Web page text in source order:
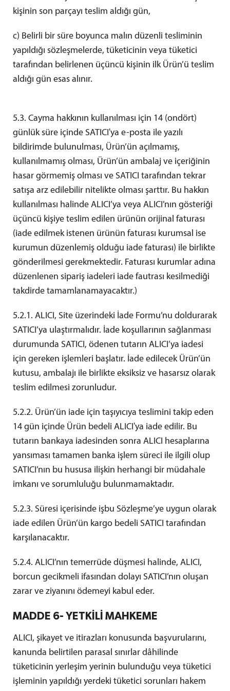
kişinin son parçayı teslim aldığı gün,
c) Belirli bir süre boyunca malın düzenli tesliminin
yapıldığı sözleşmelerde, tüketicinin veya tüketici
tarafından belirlenen üçüncü kişinin ilk Ürün’ü teslim
aldığı gün esas alınır.
5.3. Cayma hakkının kullanılması için 14 (ondört)
günlük süre içinde SATICI'ya e-posta ile yazılı
bildirimde bulunulması, Ürün’ün açılmamış,
kullanılmamış olması, Ürün’ün ambalaj ve içeriğinin
hasar görmemiş olması ve SATICI tarafından tekrar
satışa arz edilebilir nitelikte olması şarttır. Bu hakkın
kullanılması halinde ALICI’ya veya ALICI’nın gösteriği
üçüncü kişiye teslim edilen ürünün orijinal faturası
(iade edilmek istenen ürünün faturası kurumsal ise
kurumun düzenlemiş olduğu iade faturası) ile birlikte
gönderilmesi gerekmektedir. Faturası kurumlar adına
düzenlenen sipariş iadeleri iade fautrası kesilmediği
takdirde tamamlanamayacaktır.)
5.2.1. ALICI, Site üzerindeki İade Formu’nu doldurarak
SATICI’ya ulaştırmalıdır. İade koşullarının sağlanması
durumunda SATICI, ödenen tutarın ALICI’ya iadesi
için gereken işlemleri başlatır. İade edilecek Ürün’ün
kutusu, ambalajı ile birlikte eksiksiz ve hasarsız olarak
teslim edilmesi zorunludur.
5.2.2. Ürün’ün iade için taşıyıcıya teslimini takip eden
14 gün içinde Ürün bedeli ALICI'ya iade edilir. Bu
tutarın bankaya iadesinden sonra ALICI hesaplarına
yansıması tamamen banka işlem süreci ile ilgili olup
SATICI’nın bu hususa ilişkin herhangi bir müdahale
imkanı ve sorumluluğu bulunmamaktadır.
5.2.3. Süresi içerisinde işbu Sözleşme’ye uygun olarak
iade edilen Ürün’ün kargo bedeli SATICI tarafından
karşılanacaktır.
5.2.4. ALICI’nın temerrüde düşmesi halinde, ALICI,
borcun gecikmeli ifasından dolayı SATICI’nın oluşan
zarar ve ziyanını ödemeyi kabul eder.
MADDE 6- YETKİLİ MAHKEME
ALICI, şikayet ve itirazları konusunda başvurularını,
kanunda belirtilen parasal sınırlar dâhilinde
tüketicinin yerleşim yerinin bulunduğu veya tüketici
işleminin yapıldığı yerdeki tüketici sorunları hakem